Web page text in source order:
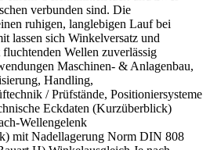
verbunden sind. Die
ruhigen, langlebigen Lauf bei
lassen sich Winkelversatz und
Wellen zuverlässig
Maschinen- & Anlagenbau,
Handling,
/ Prüfstände, Positioniersysteme
Eckdaten (Kurzüberblick)
Wellengelenk
mit Nadellagerung Norm DIN 808